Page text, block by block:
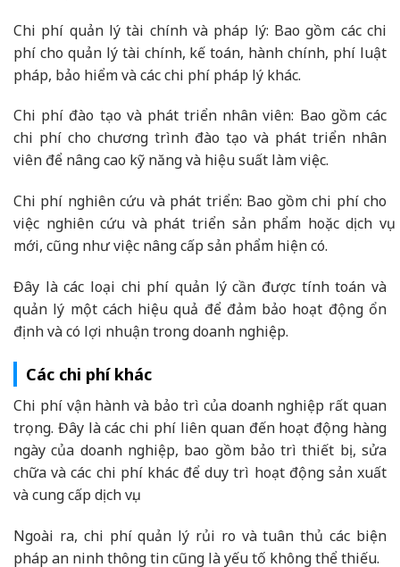
Chi phí quản lý tài chính và pháp lý: Bao gồm các chi
phí cho quản lý tài chính, kế toán, hành chính, phí luật
pháp, bảo hiểm và các chi phí pháp lý khác.
Chi phí đào tạo và phát triển nhân viên: Bao gồm các
chi phí cho chương trình đào tạo và phát triển nhân
viên để nâng cao kỹ năng và hiệu suất làm việc.
Chi phí nghiên cứu và phát triển: Bao gồm chi phí cho
việc nghiên cứu và phát triển sản phẩm hoặc dịch vụ
mới, cũng như việc nâng cấp sản phẩm hiện có.
Đây là các loại chi phí quản lý cần được tính toán và
quản lý một cách hiệu quả để đảm bảo hoạt động ổn
định và có lợi nhuận trong doanh nghiệp.
Các chi phí khác
Chi phí vận hành và bảo trì của doanh nghiệp rất quan
trọng. Đây là các chi phí liên quan đến hoạt động hàng
ngày của doanh nghiệp, bao gồm bảo trì thiết bị, sửa
chữa và các chi phí khác để duy trì hoạt động sản xuất
và cung cấp dịch vụ.
Ngoài ra, chi phí quản lý rủi ro và tuân thủ các biện
pháp an ninh thông tin cũng là yếu tố không thể thiếu.